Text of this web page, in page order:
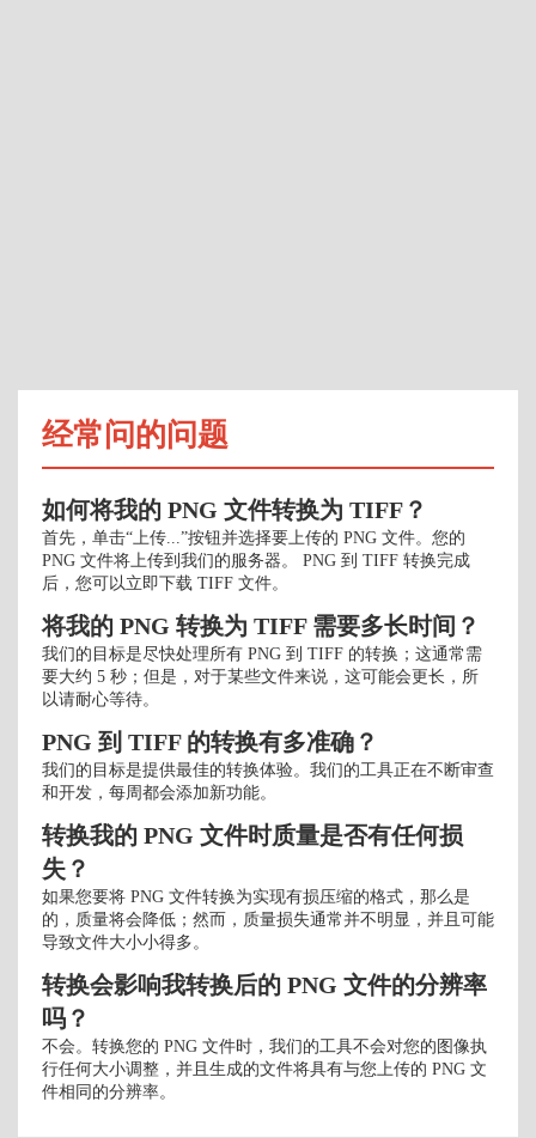
经常问的问题
如何将我的 PNG 文件转换为 TIFF？
首先，单击“上传...”按钮并选择要上传的 PNG 文件。您的
PNG 文件将上传到我们的服务器。 PNG 到 TIFF 转换完成
后，您可以立即下载 TIFF 文件。
将我的 PNG 转换为 TIFF 需要多长时间？
我们的目标是尽快处理所有 PNG 到 TIFF 的转换；这通常需
要大约 5 秒；但是，对于某些文件来说，这可能会更长，所
以请耐心等待。
PNG 到 TIFF 的转换有多准确？
我们的目标是提供最佳的转换体验。我们的工具正在不断审查
和开发，每周都会添加新功能。
转换我的 PNG 文件时质量是否有任何损
失？
如果您要将 PNG 文件转换为实现有损压缩的格式，那么是
的，质量将会降低；然而，质量损失通常并不明显，并且可能
导致文件大小小得多。
转换会影响我转换后的 PNG 文件的分辨率
吗？
不会。转换您的 PNG 文件时，我们的工具不会对您的图像执
行任何大小调整，并且生成的文件将具有与您上传的 PNG 文
件相同的分辨率。